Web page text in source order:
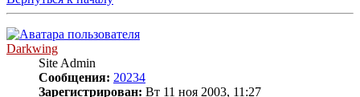
Darkwing
Site Admin
Сообщения: 20234
Зарегистрирован: Вт 11 ноя 2003, 11:27